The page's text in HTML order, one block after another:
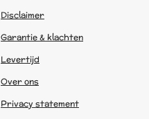
Disclaimer
Garantie & klachten
Levertijd
Over ons
Privacy statement